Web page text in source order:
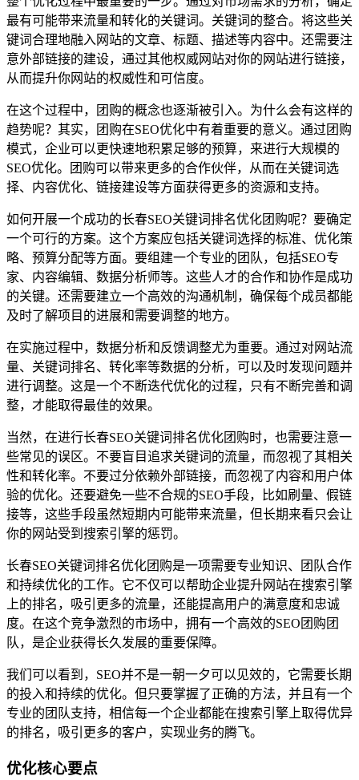
最有可能带来流量和转化的关键词。关键词的整合。将这些关
键词合理地融入网站的文章、标题、描述等内容中。还需要注
意外部链接的建设，通过其他权威网站对你的网站进行链接，
从而提升你网站的权威性和可信度。
在这个过程中，团购的概念也逐渐被引入。为什么会有这样的
趋势呢？其实，团购在SEO优化中有着重要的意义。通过团购
模式，企业可以更快速地积累足够的预算，来进行大规模的
SEO优化。团购可以带来更多的合作伙伴，从而在关键词选
择、内容优化、链接建设等方面获得更多的资源和支持。
如何开展一个成功的长春SEO关键词排名优化团购呢？要确定
一个可行的方案。这个方案应包括关键词选择的标准、优化策
略、预算分配等方面。要组建一个专业的团队，包括SEO专
家、内容编辑、数据分析师等。这些人才的合作和协作是成功
的关键。还需要建立一个高效的沟通机制，确保每个成员都能
及时了解项目的进展和需要调整的地方。
在实施过程中，数据分析和反馈调整尤为重要。通过对网站流
量、关键词排名、转化率等数据的分析，可以及时发现问题并
进行调整。这是一个不断迭代优化的过程，只有不断完善和调
整，才能取得最佳的效果。
当然，在进行长春SEO关键词排名优化团购时，也需要注意一
些常见的误区。不要盲目追求关键词的流量，而忽视了其相关
性和转化率。不要过分依赖外部链接，而忽视了内容和用户体
验的优化。还要避免一些不合规的SEO手段，比如刷量、假链
接等，这些手段虽然短期内可能带来流量，但长期来看只会让
你的网站受到搜索引擎的惩罚。
长春SEO关键词排名优化团购是一项需要专业知识、团队合作
和持续优化的工作。它不仅可以帮助企业提升网站在搜索引擎
上的排名，吸引更多的流量，还能提高用户的满意度和忠诚
度。在这个竞争激烈的市场中，拥有一个高效的SEO团购团
队，是企业获得长久发展的重要保障。
我们可以看到，SEO并不是一朝一夕可以见效的，它需要长期
的投入和持续的优化。但只要掌握了正确的方法，并且有一个
专业的团队支持，相信每一个企业都能在搜索引擎上取得优异
的排名，吸引更多的客户，实现业务的腾飞。
优化核心要点